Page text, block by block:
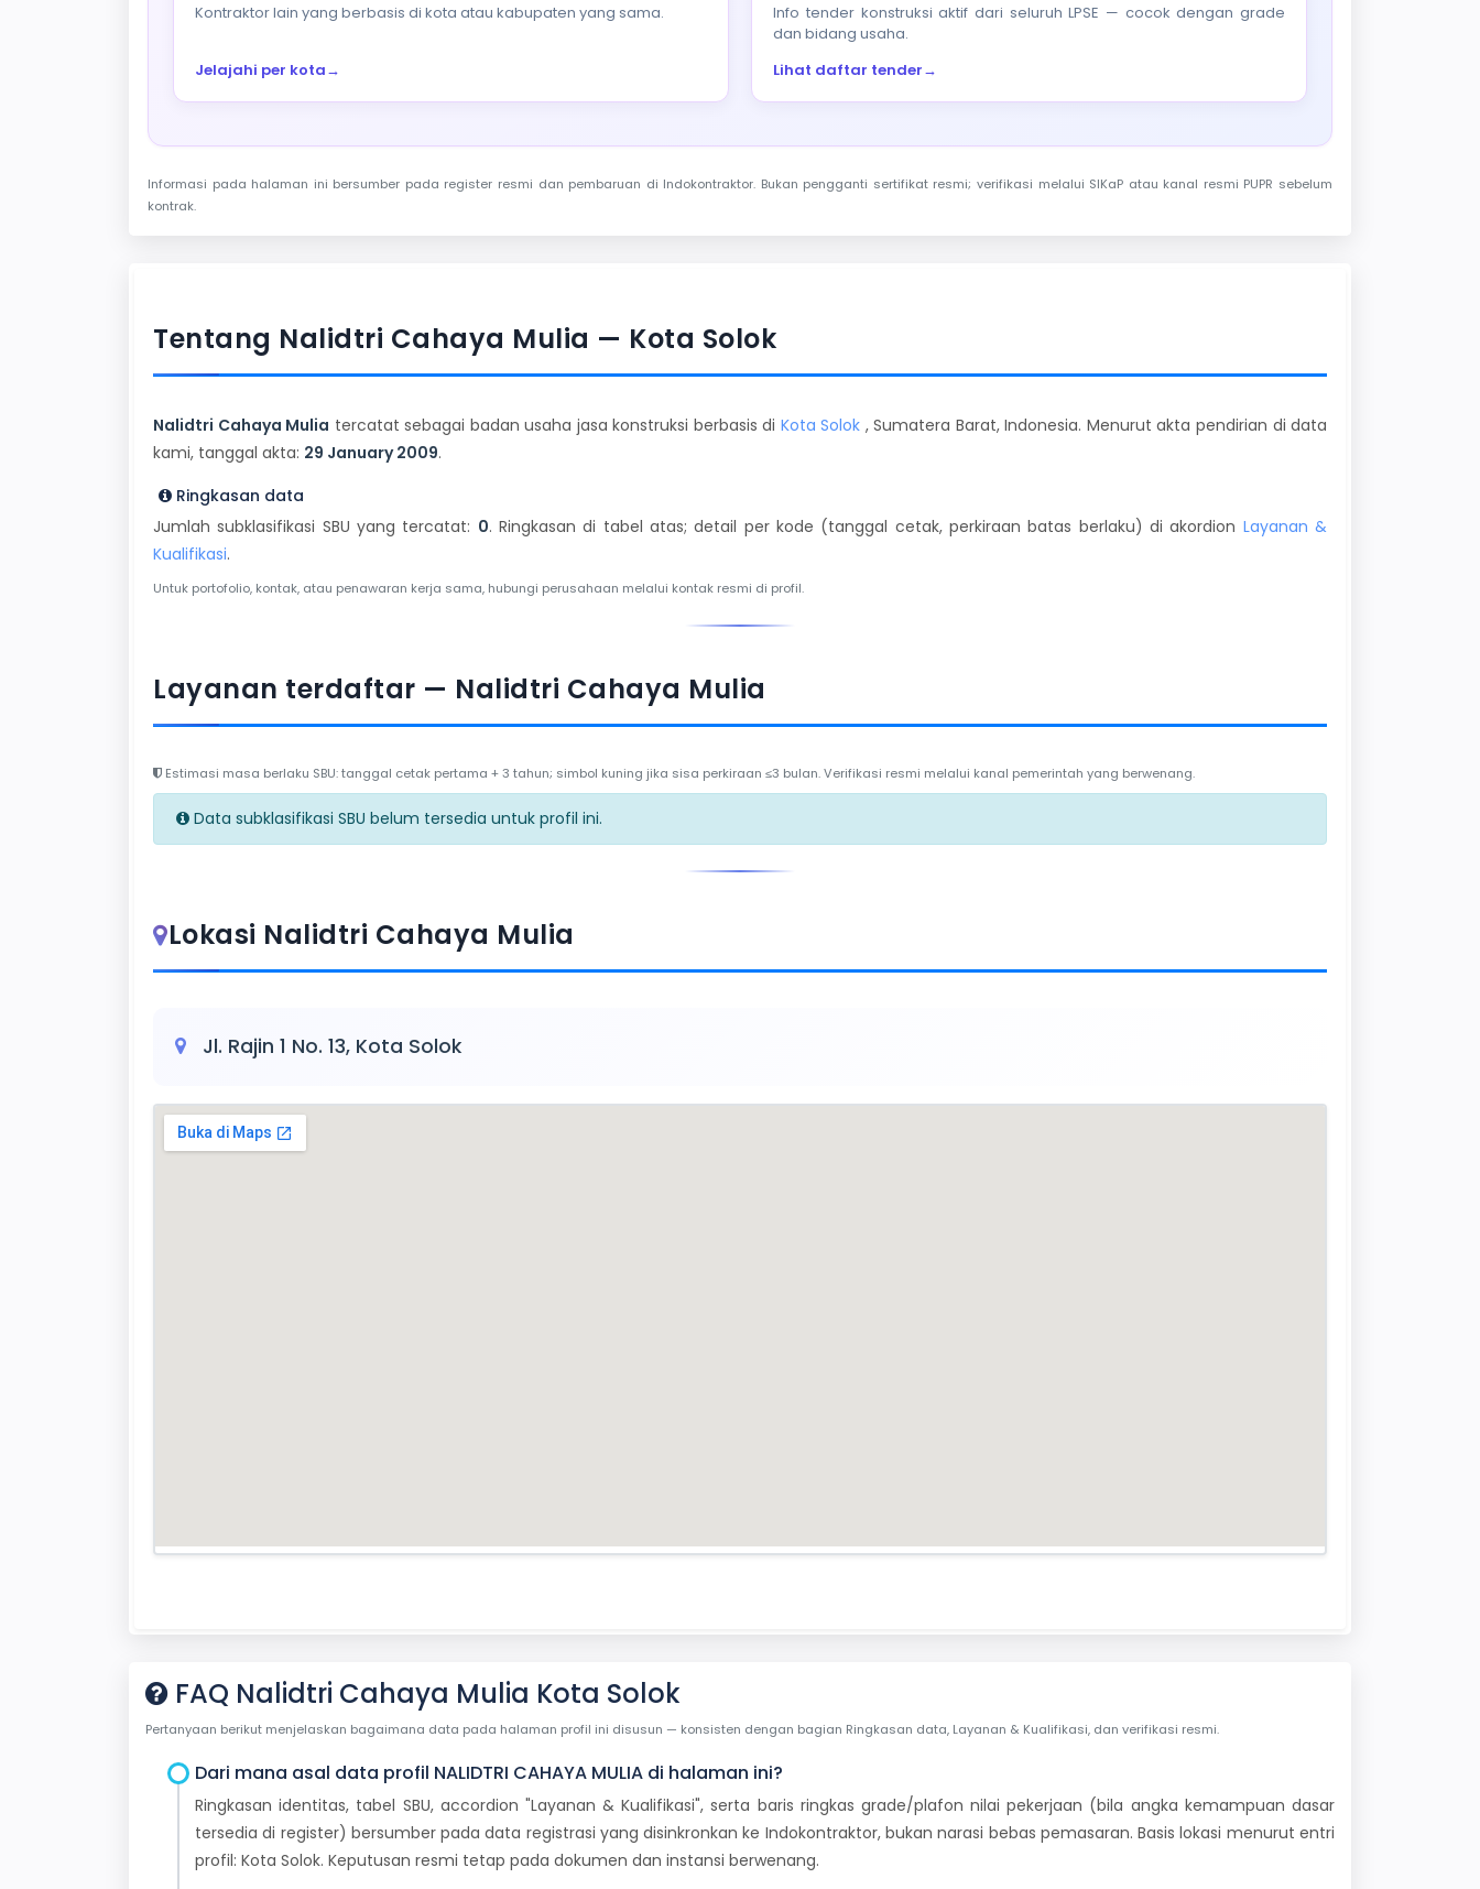
Kontraktor lain yang berbasis di kota atau kabupaten yang sama.
Jelajahi per kota→
Info tender konstruksi aktif dari seluruh LPSE — cocok dengan grade
dan bidang usaha.
Lihat daftar tender→
Informasi pada halaman ini bersumber pada register resmi dan pembaruan di Indokontraktor. Bukan pengganti sertifikat resmi; verifikasi melalui SIKaP atau kanal resmi PUPR sebelum
kontrak.
Tentang Nalidtri Cahaya Mulia — Kota Solok
Nalidtri Cahaya Mulia tercatat sebagai badan usaha jasa konstruksi berbasis di Kota Solok , Sumatera Barat, Indonesia. Menurut akta pendirian di data
kami, tanggal akta: 29 January 2009.
Ringkasan data
Jumlah subklasifikasi SBU yang tercatat: 0. Ringkasan di tabel atas; detail per kode (tanggal cetak, perkiraan batas berlaku) di akordion Layanan &
Kualifikasi.
Untuk portofolio, kontak, atau penawaran kerja sama, hubungi perusahaan melalui kontak resmi di profil.
Layanan terdaftar — Nalidtri Cahaya Mulia
Estimasi masa berlaku SBU: tanggal cetak pertama + 3 tahun; simbol kuning jika sisa perkiraan ≤3 bulan. Verifikasi resmi melalui kanal pemerintah yang berwenang.
Data subklasifikasi SBU belum tersedia untuk profil ini.
Lokasi Nalidtri Cahaya Mulia
Jl. Rajin 1 No. 13, Kota Solok
FAQ Nalidtri Cahaya Mulia Kota Solok
Pertanyaan berikut menjelaskan bagaimana data pada halaman profil ini disusun — konsisten dengan bagian Ringkasan data, Layanan & Kualifikasi, dan verifikasi resmi.
Dari mana asal data profil NALIDTRI CAHAYA MULIA di halaman ini?
Ringkasan identitas, tabel SBU, accordion "Layanan & Kualifikasi", serta baris ringkas grade/plafon nilai pekerjaan (bila angka kemampuan dasar
tersedia di register) bersumber pada data registrasi yang disinkronkan ke Indokontraktor, bukan narasi bebas pemasaran. Basis lokasi menurut entri
profil: Kota Solok. Keputusan resmi tetap pada dokumen dan instansi berwenang.